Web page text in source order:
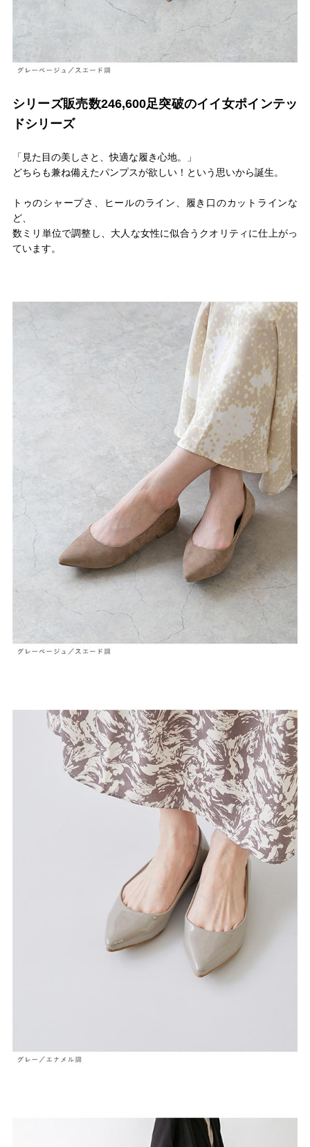
シリーズ販売数246,600足突破のイイ女ポインテッ
ドシリーズ
「見た目の美しさと、快適な履き心地。」
どちらも兼ね備えたパンプスが欲しい！という思いから誕生。
トゥのシャープさ、ヒールのライン、履き口のカットラインな
ど、
数ミリ単位で調整し、大人な女性に似合うクオリティに仕上がっ
ています。